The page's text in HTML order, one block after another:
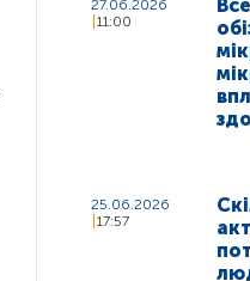
27.06.2026
11:00
25.06.2026
17:57